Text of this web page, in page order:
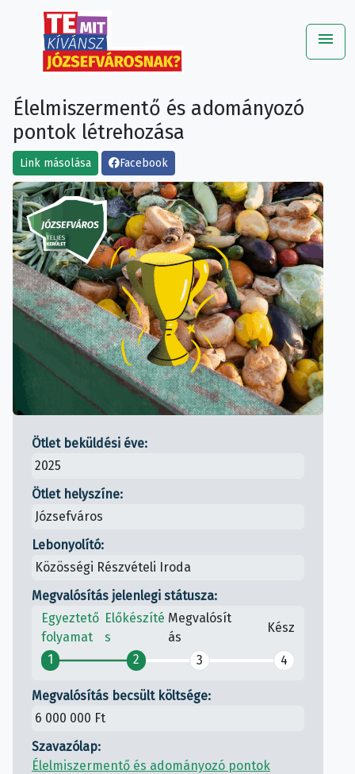
menu
Élelmiszermentő és adományozó
pontok létrehozása
Link másolása Facebook
Ötlet beküldési éve:
2025
Ötlet helyszíne:
Józsefváros
Lebonyolító:
Közösségi Részvételi Iroda
Megvalósítás jelenlegi státusza:
Egyeztető
folyamat
Előkészíté
s
Megvalósít
ás
Kész
1 2 3 4
Megvalósítás becsült költsége:
6 000 000 Ft
Szavazólap:
Élelmiszermentő és adományozó pontok